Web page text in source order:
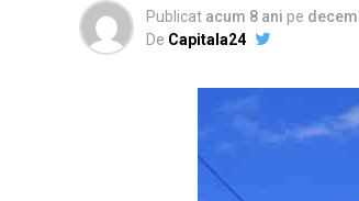
Publicat acum 8 ani pe
De Capitala24